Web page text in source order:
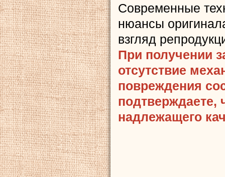
Современные
нюансы
взгляд
При получении
отсутствие
повреждения
подтверждаете,
надлежащего